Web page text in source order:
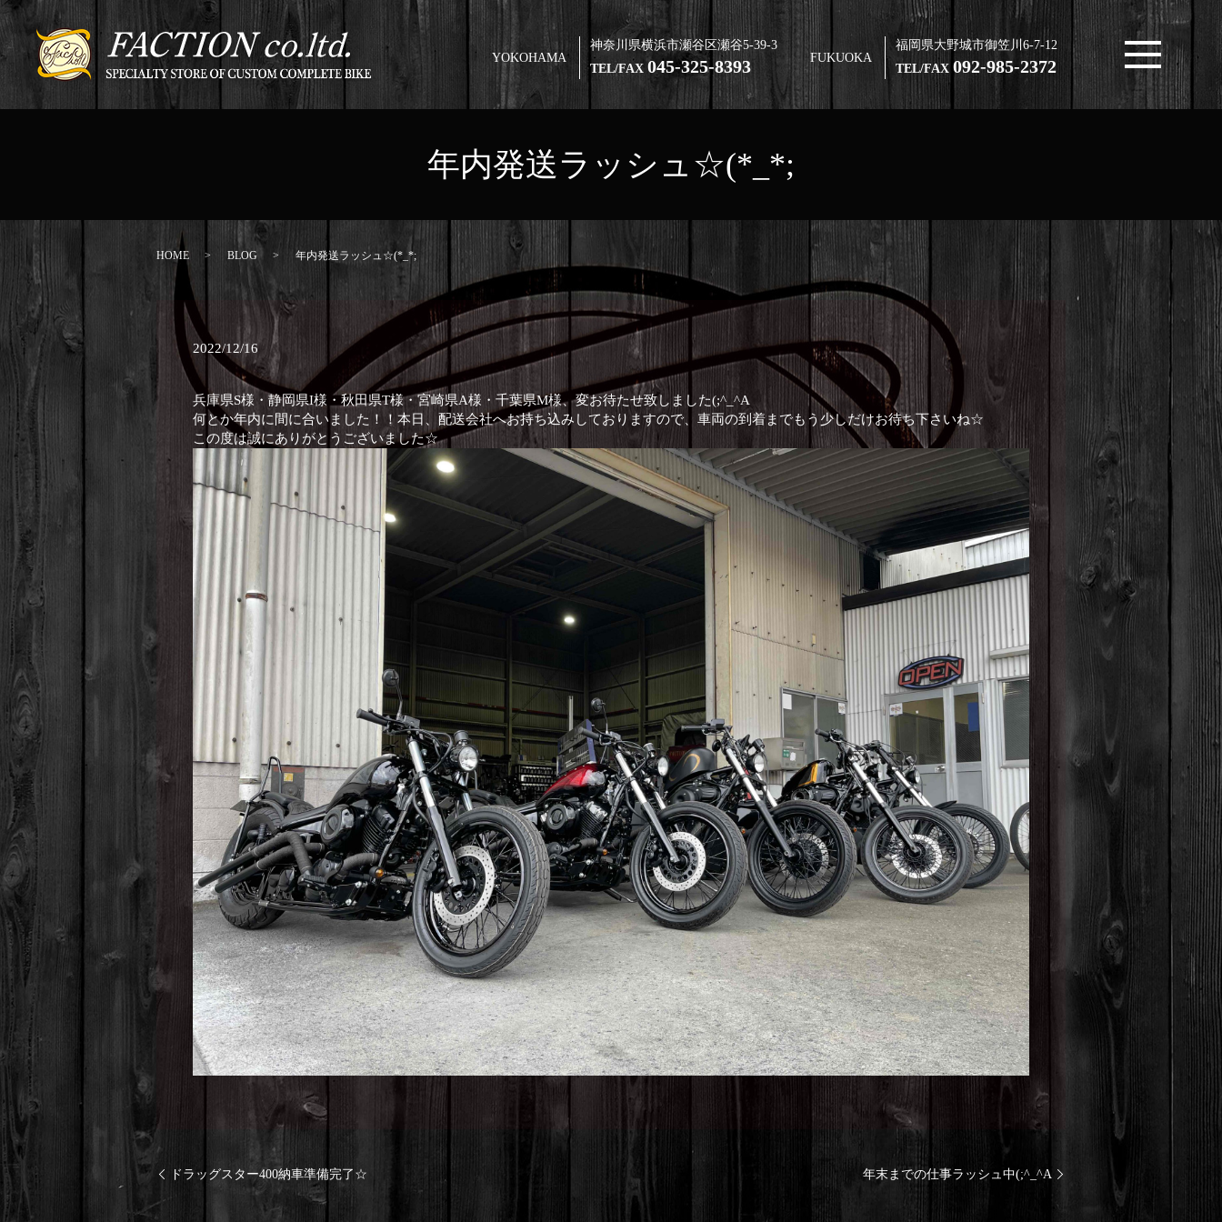
YOKOHAMA
神奈川県横浜市瀬谷区瀬谷5-39-3
TEL/FAX045-325-8393 FUKUOKA
福岡県大野城市御笠川6-7-12
TEL/FAX 092-985-2372
年内発送ラッシュ☆(*_*;
HOME BLOG 年内発送ラッシュ☆(*_*;
2022/12/16
兵庫県S様・静岡県I様・秋田県T様・宮崎県A様・千葉県M様、変お待たせ致しました(;^_^A
何とか年内に間に合いました！！本日、配送会社へお持ち込みしておりますので、車両の到着までもう少しだけお待ち下さいね☆
この度は誠にありがとうございました☆
ドラッグスター400納車準備完了☆ 年末までの仕事ラッシュ中(;^_^A